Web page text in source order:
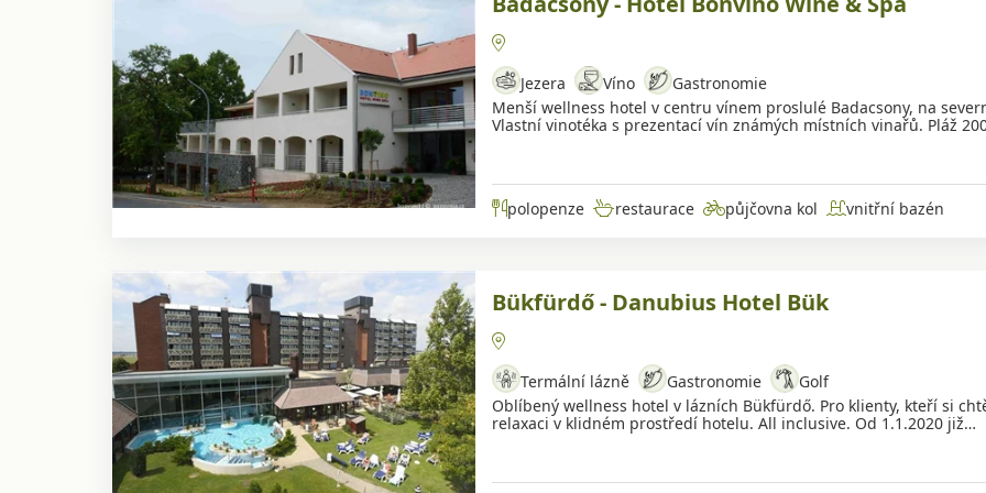
Jezera Víno
Gastronomie
Menší wellness hotel v centru vínem proslulé Badacsony, na
Vlastní vinotéka s prezentací vín známých místních vinařů. Pláž
polopenze restaurace půjčovna kol vnitřní bazén
Bükfürdő - Danubius Hotel Bük
Termální lázně Gastronomie
Golf
Oblíbený wellness hotel v lázních Bükfürdő. Pro klienty, kteří si
relaxaci v klidném prostředí hotelu. All inclusive. Od 1.1.2020 již…